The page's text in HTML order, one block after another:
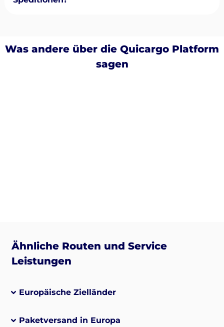
Was andere über die Quicargo Platform
sagen
Ähnliche Routen und Service
Leistungen
Europäische Zielländer
Paketversand in Europa